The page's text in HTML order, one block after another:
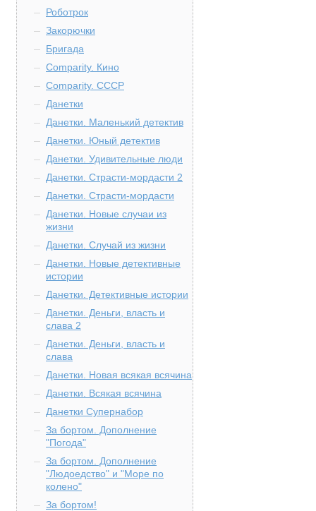
Роботрок
Закорючки
Бригада
Comparity. Кино
Comparity. СССР
Данетки
Данетки. Маленький детектив
Данетки. Юный детектив
Данетки. Удивительные люди
Данетки. Страсти-мордасти 2
Данетки. Страсти-мордасти
Данетки. Новые случаи из
жизни
Данетки. Случай из жизни
Данетки. Новые детективные
истории
Данетки. Детективные истории
Данетки. Деньги, власть и
слава 2
Данетки. Деньги, власть и
слава
Данетки. Новая всякая всячина
Данетки. Всякая всячина
Данетки Супернабор
За бортом. Дополнение
"Погода"
За бортом. Дополнение
"Людоедство" и "Море по
колено"
За бортом!